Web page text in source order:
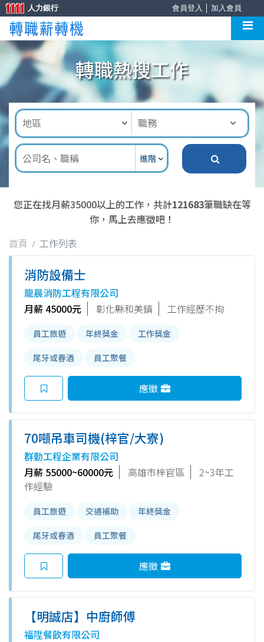
會員登入 加入會員
人力銀行
轉職熱搜工作
進階
您正在找月薪35000以上的工作，共計121683筆職缺在等
你，馬上去應徵吧！
首頁
工作列表
消防設備士
龍晨消防工程有限公司
月薪 45000元
彰化縣和美鎮 工作經歷不拘
員工旅遊 年終獎金 工作獎金
尾牙或春酒 員工聚餐
應徵
70噸吊車司機(梓官/大寮)
群勤工程企業有限公司
月薪 55000~60000元
高雄市梓官區
2~3年工
作經驗
員工旅遊 交通補助 年終獎金
尾牙或春酒 員工聚餐
應徵
【明誠店】中廚師傅
福陞餐飲有限公司